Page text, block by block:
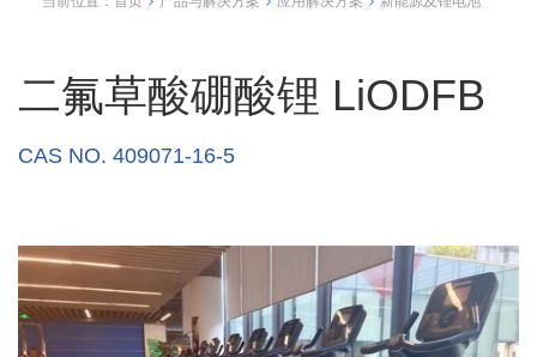
二氟草酸硼酸锂 LiODFB
CAS NO. 409071-16-5